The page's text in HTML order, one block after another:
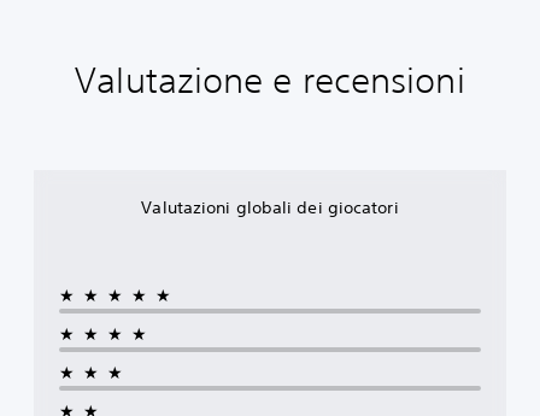
Valutazione e recensioni
Valutazioni globali dei giocatori
★★★★★
★★★★
★★★
★★